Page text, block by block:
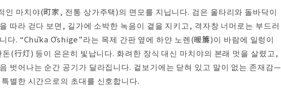
인 마치야(町家, 전통 상가주택)의 면모를 지닙니다. 검은 울타리와 돌바닥이
따라 걷다 보면, 길가에 소박한 녹음이 곁을 지키고, 격자창 너머로는 부드러
다. “Chūka Ōshige”라는 목제 간판 옆에 하얀 노렌(暖簾)이 바람에 일렁이
(行灯) 등이 은은히 빛납니다. 화려한 장식 대신 마치야의 본래 멋을 살렸고,
벗어나는 순간 공기가 달라집니다. 겉보기에는 닫혀 있고 말이 없는 존재감—
별한 시간으로의 초대를 신호합니다.